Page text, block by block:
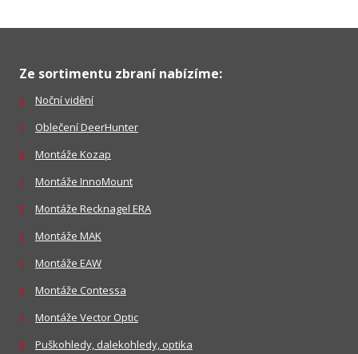
Ze sortimentu zbraní nabízíme:
Noční vidění
Oblečení DeerHunter
Montáže Kozap
Montáže InnoMount
Montáže Recknagel ERA
Montáže MAK
Montáže EAW
Montáže Contessa
Montáže Vector Optic
Puškohledy, dalekohledy, optika